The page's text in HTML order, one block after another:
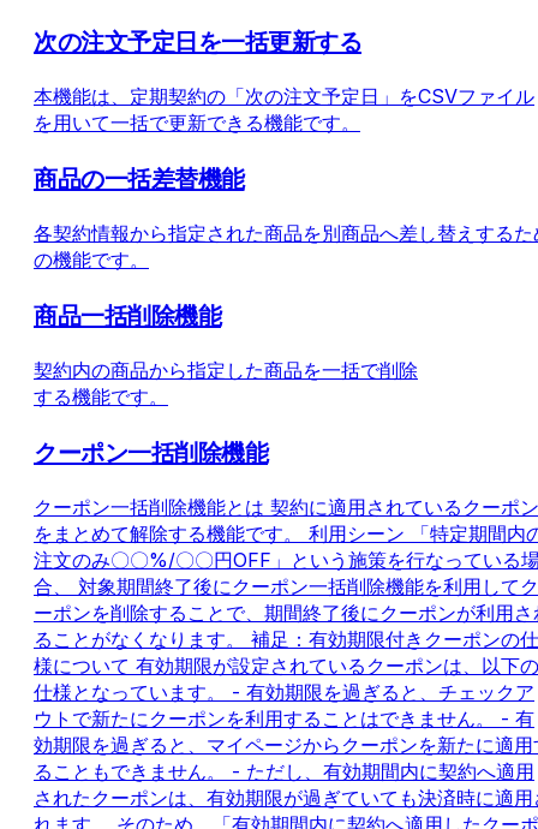
次の注文予定日を一括更新する
本機能は、定期契約の「次の注文予定日」をCSVファイル
を用いて一括で更新できる機能です。
商品の一括差替機能
各契約情報から指定された商品を別商品へ差し替えするた
の機能です。
商品一括削除機能
契約内の商品から指定した商品を一括で削除
する機能です。
クーポン一括削除機能
クーポン一括削除機能とは 契約に適用されているクーポン
をまとめて解除する機能です。 利用シーン 「特定期間内
注文のみ〇〇%/〇〇円OFF」という施策を行なっている
合、 対象期間終了後にクーポン一括削除機能を利用してク
ーポンを削除することで、期間終了後にクーポンが利用さ
ることがなくなります。 補足：有効期限付きクーポンの仕
様について 有効期限が設定されているクーポンは、以下の
仕様となっています。 - 有効期限を過ぎると、チェックア
ウトで新たにクーポンを利用することはできません。 - 有
効期限を過ぎると、マイページからクーポンを新たに適用
ることもできません。 - ただし、有効期間内に契約へ適用
されたクーポンは、有効期限が過ぎていても決済時に適用